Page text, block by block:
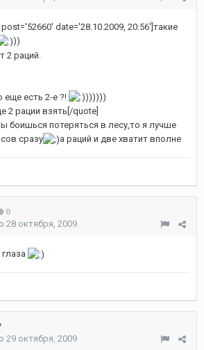
date='28.10.2009, 20:56']такие
))
2 раций.
еще есть 2-е ?!
))))))
2 рации взять[/quote]
боишься потеряться в лесу,то я лучше
сразу
а раций и две хватит вполне
0
28 октября, 2009
29 октября, 2009